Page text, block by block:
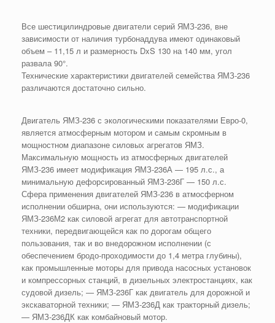
Все шестицилиндровые двигатели серий ЯМЗ-236, вне
зависимости от наличия турбонаддува имеют одинаковый
объем – 11,15 л и размерность DxS 130 на 140 мм, угол
развала 90°.
Технические характеристики двигателей семейства ЯМЗ-236
различаются достаточно сильно.
Двигатель ЯМЗ-236 с экологическими показателями Евро-0,
является атмосферным мотором и самым скромным в
мощностном диапазоне силовых агрегатов ЯМЗ.
Максимальную мощность из атмосферных двигателей
ЯМЗ-236 имеет модификация ЯМЗ-236А — 195 л.с., а
минимальную дефорсированный ЯМЗ-236Г — 150 л.с.
Сфера применения двигателей ЯМЗ-236 в атмосферном
исполнении обширна, они используются: — модификации
ЯМЗ-236М2 как силовой агрегат для автотранспортной
техники, передвигающейся как по дорогам общего
пользования, так и во внедорожном исполнении (с
обеспечением бродо-проходимости до 1,4 метра глубины),
как промышленные моторы для привода насосных установок
и компрессорных станций, в дизельных электростанциях, как
судовой дизель; — ЯМЗ-236Г как двигатель для дорожной и
экскаваторной техники; — ЯМЗ-236Д как тракторный дизель;
— ЯМЗ-236ДК как комбайновый мотор.